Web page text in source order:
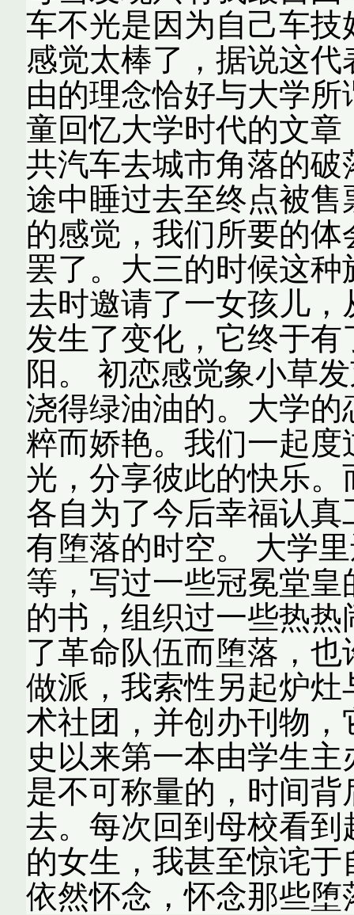
车不光是因为自己车
感觉太棒了，据说这
由的理念恰好与大学
童回忆大学时代的文
共汽车去城市角落的
途中睡过去至终点被
的感觉，我们所要的
罢了。大三的时候这
去时邀请了一女孩儿
发生了变化，它终于
阳。 初恋感觉象小草
浇得绿油油的。大学
粹而娇艳。我们一起
光，分享彼此的快乐
各自为了今后幸福认
有堕落的时空。 大学
等，写过一些冠冕堂
的书，组织过一些热
了革命队伍而堕落，
做派，我索性另起炉
术社团，并创办刊物
史以来第一本由学生
是不可称量的，时间
去。每次回到母校看
的女生，我甚至惊诧
依然怀念，怀念那些堕